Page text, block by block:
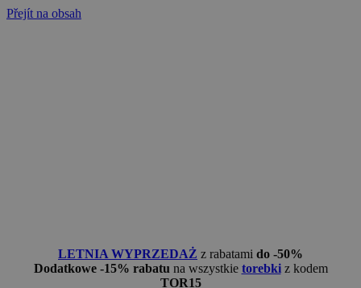
Přejít na obsah
LETNIA WYPRZEDAŻ z rabatami do -50%
Dodatkowe -15% rabatu na wszystkie torebkiz kodem
TOR15